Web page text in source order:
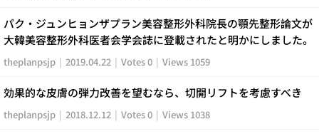
パク・ジュンヒョンザプラン美容整形外科院長の顎先整形論文が
大韓美容整形外科医者会学会誌に登載されたと明かにしました。
theplanpsjp | 2019.04.22 | Votes 0 | Views 1059
効果的な皮膚の弾力改善を望むなら、切開リフトを考慮すべき
theplanpsjp | 2018.12.12 | Votes 0 | Views 1038